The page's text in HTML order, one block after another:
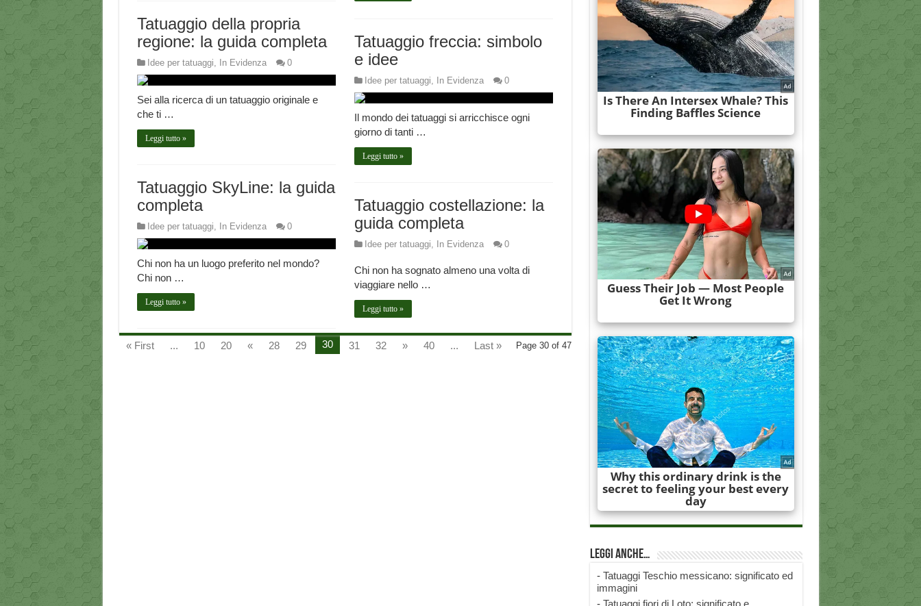
Tatuaggio della propria
regione: la guida completa
Idee per tatuaggi, In Evidenza 0
Sei alla ricerca di un tatuaggio originale e
che ti …
Leggi tutto »
Tatuaggio freccia: simbolo
e idee
Idee per tatuaggi, In Evidenza 0
Il mondo dei tatuaggi si arricchisce ogni
giorno di tanti …
Leggi tutto »
Tatuaggio SkyLine: la guida
completa
Idee per tatuaggi, In Evidenza 0
Chi non ha un luogo preferito nel mondo?
Chi non …
Leggi tutto »
Tatuaggio costellazione: la
guida completa
Idee per tatuaggi, In Evidenza 0
Chi non ha sognato almeno una volta di
viaggiare nello …
Leggi tutto »
Page 30 of 47
« First ... 10 20 « 28 29 30 31 32 » 40 ... Last »
Leggi anche…
- Tatuaggi Teschio messicano: significato ed
immagini
- Tatuaggi fiori di Loto: significato e